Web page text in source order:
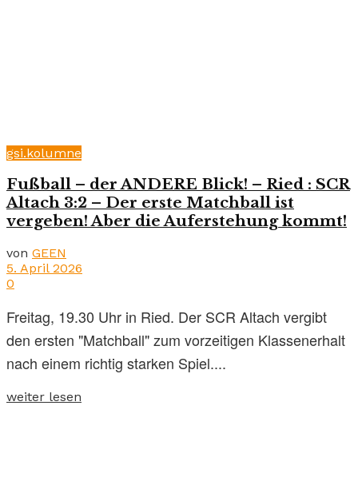
gsi.kolumne
Fußball – der ANDERE Blick! – Ried : SCR
Altach 3:2 – Der erste Matchball ist
vergeben! Aber die Auferstehung kommt!
von GEEN
5. April 2026
0
Freitag, 19.30 Uhr in Ried. Der SCR Altach vergibt
den ersten "Matchball" zum vorzeitigen Klassenerhalt
nach einem richtig starken Spiel....
weiter lesen